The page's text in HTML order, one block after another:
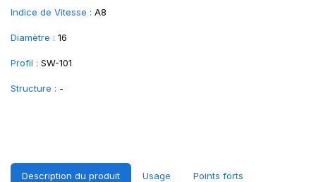
Indice de Vitesse : A8
Diamètre : 16
Profil : SW-101
Structure : -
Description du produit Usage Points forts